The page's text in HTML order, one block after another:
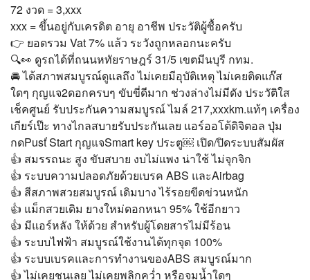
72 งวด = 3,xxx
xxx = ขึ้นอยู่กับเครดิต อายุ อาชีพ ประวัติผู้ซื้อครับ
👉 ยอดรวม Vat 7% แล้ว ระวังถูกหลอกนะครับ
🔍👀 ดูรถได้ที่ถนนหทัยราษฎร์ 31/5 เขตมีนบุรี กทม.
🚘 ได้สภาพสมบูรณ์ดูแลถึง ไม่เคยมีอุบัติเหตุ ไม่เคยติดแก๊ส
ใดๆ กุญแจ2ดอกครบๆ ขับขี่ดีมาก ช่วงล่างไม่มีดัง ประวัติใส
เช็คศูนย์ รับประกันความสมบูรณ์ ไมล์ 217,xxxkm.แท้ๆ เครื่อง
เกียร์เป๊ะ ทางไกลสบายรับประกันเลย แอร์ออโต้ดิจิตอล ปุ่ม
กดPusť Start กุญแจSmart key ประตู￼ เปิด/ปิดระบบสัมผัส
👍 สมรรถนะ สูง ขับสบาย งบไม่แพง น่าใช้ ไม่จุกจิก
👍 ระบบความปลอดภัยด้วยเบรค ABS และAirbag
👍 สีสภาพสวยสมบูรณ์ เดิมบาง ไร้รอยขีดข่วนหนัก
👍 แม็กสวยเดิม ยางใหม่ดอกหนา 95% ใช้อีกยาว
👍 มีแอร์หลัง ให้ด้วย สำหรับผู้โดยสารไม่มีร้อน
👍 ระบบไฟฟ้า สมบูรณ์ใช้งานได้ทุกจุด 100%
👍 ระบบเบรคและการทำงานของABS สมบูรณ์มาก
👍 ไม่เคยชนเลย ไม่เคยพลิกคว่ำ หรือจมน้ำใดๆ